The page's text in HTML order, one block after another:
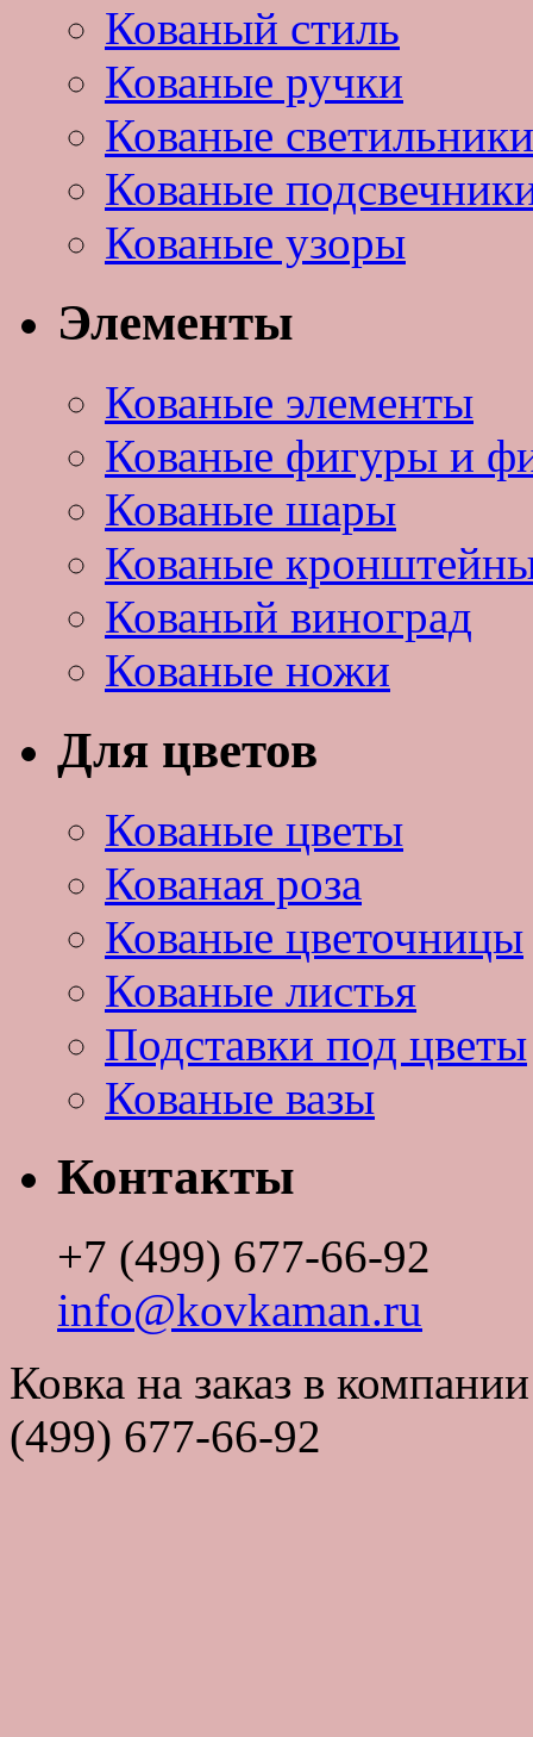
Кованый стиль
Кованые ручки
Кованые светильники
Кованые
Кованые узоры
Элементы
Кованые элементы
Кованые фигуры и
Кованые шары
Кованые
Кованый виноград
Кованые ножи
Для цветов
Кованые цветы
Кованая роза
Кованые цветочницы
Кованые листья
Подставки под цветы
Кованые вазы
Контакты
+7 (499) 677-66-92
info@kovkaman.ru
Ковка на заказ в
(499) 677-66-92